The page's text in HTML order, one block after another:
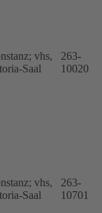
vhs,
Saal
263-
10020
vhs,
Saal
263-
10701